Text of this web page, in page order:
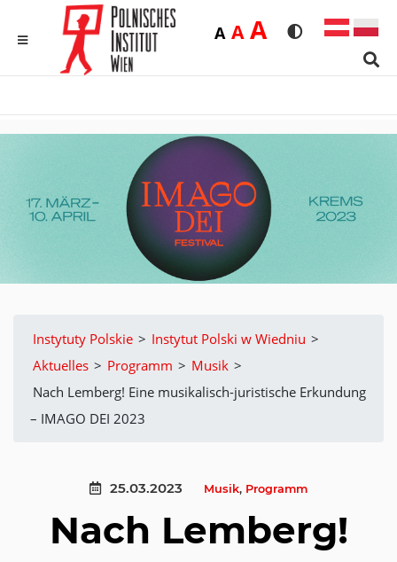
Rozmiar
ADomyślna
AŚrednia
ADużaWersja
Instytuty Polskie > Instytut Polski w Wiedniu >
Aktuelles > Programm > Musik >
Nach Lemberg! Eine musikalisch-juristische Erkundung
– IMAGO DEI 2023
25.03.2023 Musik, Programm
Nach Lemberg!